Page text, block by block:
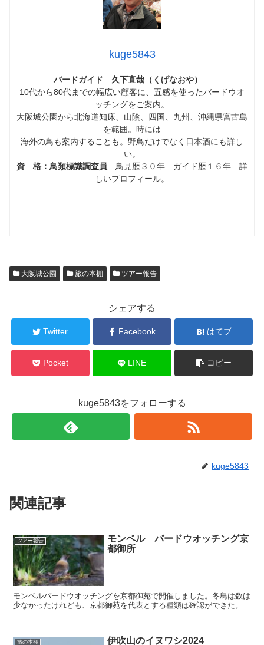
kuge5843
バードガイド 久下直哉（くげなおや）
10代から80代までの幅広い顧客に、五感を使ったバードウオ
ッチングをご案内。
大阪城公園から北海道知床、山陰、四国、九州、沖縄県宮古島
を範囲。時には
海外の鳥も案内することも。野鳥だけでなく日本酒にも詳し
い。
資 格：鳥類標識調査員 鳥見歴３０年 ガイド歴１６年 詳
しいプロフィール。
大阪城公園 旅の本棚 ツアー報告
シェアする
Twitter Facebook はてブ
Pocket LINE コピー
kuge5843をフォローする
kuge5843
関連記事
ツアー報告
モンベル バードウオッチング京
都御所
モンベルバードウオッチングを京都御苑で開催しました。冬鳥は数は
少なかったけれども、京都御苑を代表とする種類は確認ができた。
旅の本棚 伊吹山のイヌワシ2024